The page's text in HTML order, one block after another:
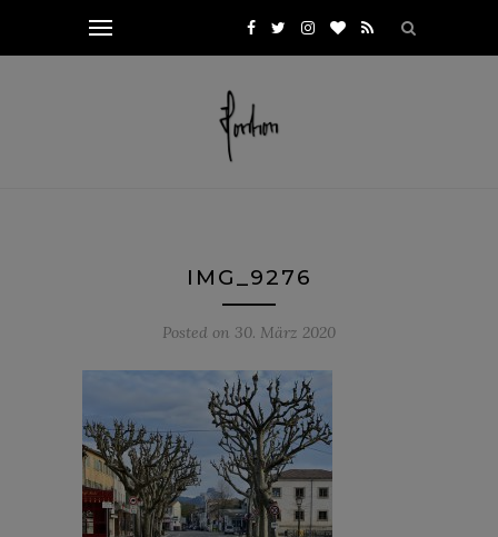
IMG_9276
Posted on 30. März 2020